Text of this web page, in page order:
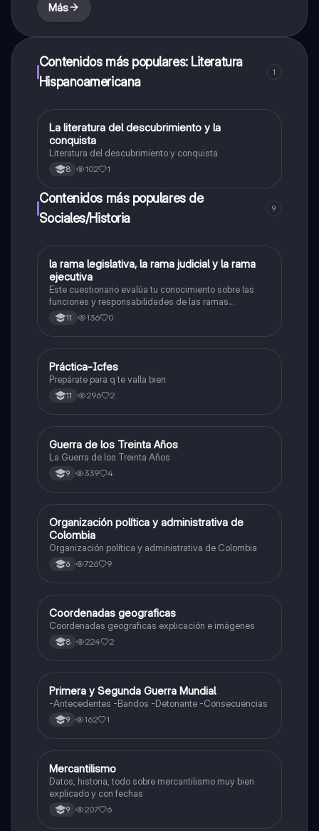
Más
Contenidos más populares: Literatura
Hispanoamericana
1
Lengua Castellana
La literatura del descubrimiento y la
conquista
Literatura del descubrimiento y conquista
8 102 1
Contenidos más populares de
Sociales/Historia
9
LSociales/Historia
la rama legislativa, la rama judicial y la rama
ejecutiva
Este cuestionario evalúa tu conocimiento sobre las
funciones y responsabilidades de las ramas
legislativa, judicial y ejecutiva.
11 136 0
Sociales/Historia
Práctica-Icfes
Prepárate para q te valla bien
11 296 2
Sociales/Historia
Guerra de los Treinta Años
La Guerra de los Treinta Años
9 339 4
Sociales/Historia
Organización política y administrativa de
Colombia
Organización política y administrativa de Colombia
6 726 9
Sociales/Historia
Coordenadas geograficas
Coordenadas geograficas explicación e imágenes
8 224 2
Sociales/Historia
Primera y Segunda Guerra Mundial
-Antecedentes -Bandos -Detonante -Consecuencias
9 162 1
Sociales/Historia
Mercantilismo
Datos, historia, todo sobre mercantilismo muy bien
explicado y con fechas
9 207 6